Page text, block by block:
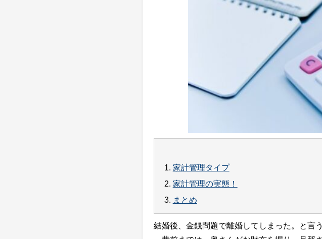
1. 家計管理タイプ
2. 家計管理の実態！
3. まとめ
結婚後、金銭問題で離婚してしまった。と言